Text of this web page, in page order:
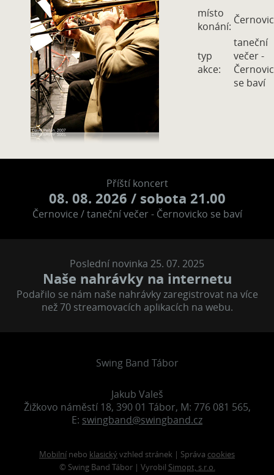
místo
konání:
typ
akce:
taneční
večer -
se baví
Příští koncert
08. 08. 2026 / sobota 21.00
Černovice / taneční večer - Černovicko se baví
Poslední novinka 25. 07. 2025
Naše nahrávky na internetu
Podařilo se nám naše nahrávky zaregistrovat na více
než 70 streamovacích aplikacích na webu.
Swing Band Tábor
Jakub Valeš
Žižkovo náměstí 18, 390 01 Tábor, M: 776 081 565,
E: swingband@swingband.cz
Mobilní nebo klasickývzhled stránek | Správa cookies
© Swing Band Tábor | Vyrobil Simopt, s.r.o.